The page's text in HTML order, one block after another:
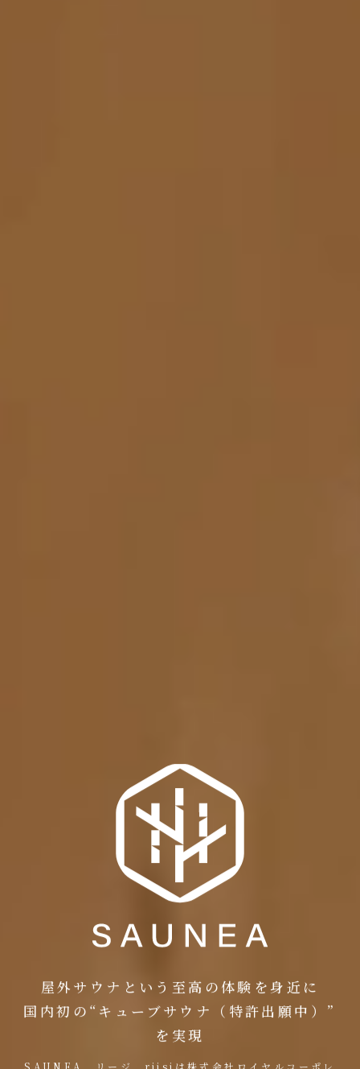
屋外サウナという 至高の体験を身近に
国内初の“キューブサウナ （特許出願中）”
を実現
SAUNEA、リージ、riisiは株式会社ロイヤルコーポレ